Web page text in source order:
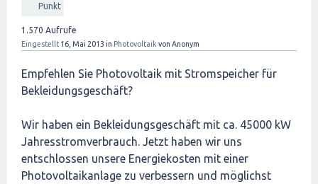
Punkt
1.570 Aufrufe
Eingestellt 16, Mai 2013 in Photovoltaik von Anonym
Empfehlen Sie Photovoltaik mit Stromspeicher für
Bekleidungsgeschäft?
Wir haben ein Bekleidungsgeschäft mit ca. 45000 kW
Jahresstromverbrauch. Jetzt haben wir uns
entschlossen unsere Energiekosten mit einer
Photovoltaikanlage zu verbessern und möglichst